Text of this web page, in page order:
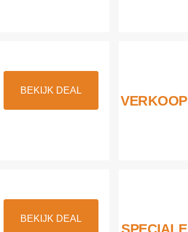
BEKIJK DEAL
VERKOOP
BEKIJK DEAL
SPECIALE